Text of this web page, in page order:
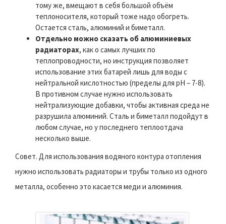
тому же, вмещают в себя большой объём
теплоносителя, который тоже надо обогреть.
Остается сталь, алюминий и биметалл.
Отдельно можно сказать об алюминиевых
радиаторах, как о самых лучших по
теплопроводности, но инструкция позволяет
использование этих батарей лишь для воды с
нейтральной кислотностью (пределы для pH – 7-8).
В противном случае нужно использовать
нейтрализующие добавки, чтобы активная среда не
разрушила алюминий. Сталь и биметалл подойдут в
любом случае, но у последнего теплоотдача
несколько выше.
Совет. Для использования водяного контура отопления
нужно использовать радиаторы и трубы только из одного
металла, особенно это касается меди и алюминия.